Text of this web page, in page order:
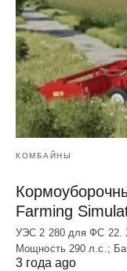
КОМБАЙНЫ
Farming
УЭC 2 280 для ФС 22.
Мощность 290 л.с.;
3 года ago